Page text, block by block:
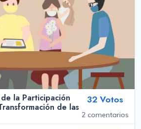
la Participación
de las
32 Votos
2 comentarios